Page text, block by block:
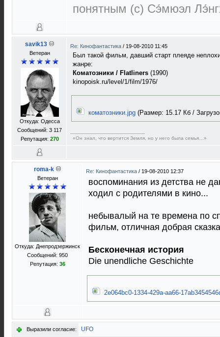
понятным (c) Сэ́мюэл
savik13
Ветеран
Откуда: Одесса
Сообщений: 3 117
Репутация: 270
Re: Кинофантастика / 19-08-2010 11:45
Был такой фильм, давший старт плеяде
жанре:
Коматозники / Flatliners (1990)
kinopoisk.ru/level/1/film/1976/
коматозники.jpg(Размер: 15.17 Кб /
«Он знал, что вертится Земля, но у него была семья…»
roma-k
Ветеран
Откуда: Днепродзержинск
Сообщений: 950
Репутация: 36
Re: Кинофантастика / 19-08-2010 12:37
воспоминания из детства не
ходил с родителями в кино...
небывалый на те времена по
фильм, отличная добрая сказка
Бесконечная история
Die unendliche Geschichte
2e064bc0-1334-429a-aa66-
Выразили согласие: UFO